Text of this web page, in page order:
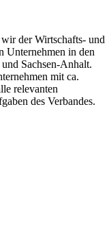
der Wirtschafts- und
Unternehmen in den
Sachsen-Anhalt.
mit ca.
relevanten
des Verbandes.